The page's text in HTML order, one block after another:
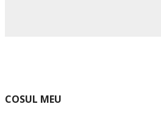
COSUL MEU